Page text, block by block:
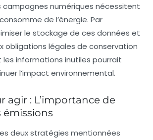
campagnes numériques nécessitent
de l’énergie. Par
le stockage de ces données et
obligations légales de conservation
informations inutiles pourrait
l’impact environnemental.
agir : L’importance de
émissions
deux stratégies mentionnées